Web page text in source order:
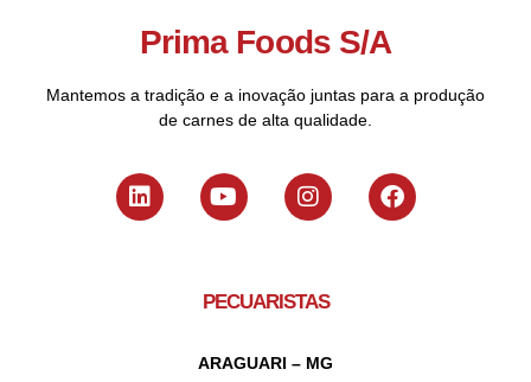
Prima Foods S/A
Mantemos a tradição e a inovação juntas para a produção
de carnes de alta qualidade.
PECUARISTAS
ARAGUARI – MG